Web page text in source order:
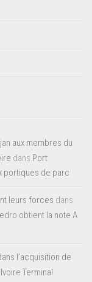
aux membres du
dans Port
portiques de parc
leurs forces dans
obtient la note A
l’acquisition de
Terminal